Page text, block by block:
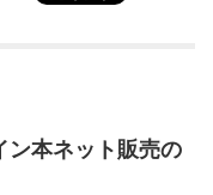
ン本ネット販売の